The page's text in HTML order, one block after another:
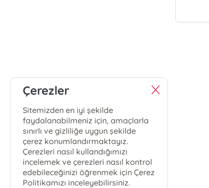
Çerezler
Sitemizden en iyi şekilde
faydalanabilmeniz için, amaçlarla
sınırlı ve gizliliğe uygun şekilde
çerez konumlandırmaktayız.
Çerezleri nasıl kullandığımızı
incelemek ve çerezleri nasıl kontrol
edebileceğinizi öğrenmek için Çerez
Politikamızı inceleyebilirsiniz.